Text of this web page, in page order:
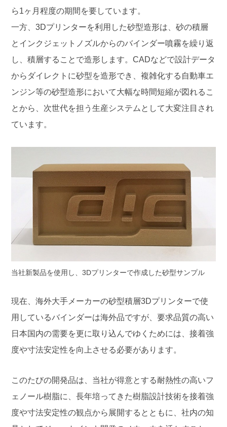
ら1ヶ月程度の期間を要しています。
一方、3Dプリンターを利用した砂型造形は、砂の積層
とインクジェットノズルからのバインダー噴霧を繰り返
し、積層することで造形します。CADなどで設計データ
からダイレクトに砂型を造形でき、複雑化する自動車エ
ンジン等の砂型造形において大幅な時間短縮が図れるこ
とから、次世代を担う生産システムとして大変注目され
ています。
当社新製品を使用し、3Dプリンターで作成した砂型サンプル
現在、海外大手メーカーの砂型積層3Dプリンターで使
用しているバインダーは海外品ですが、要求品質の高い
日本国内の需要を更に取り込んでゆくためには、接着強
度や寸法安定性を向上させる必要があります。
このたびの開発品は、当社が得意とする耐熱性の高いフ
ェノール樹脂に、長年培ってきた樹脂設計技術を接着強
度や寸法安定性の観点から展開するとともに、社内の知